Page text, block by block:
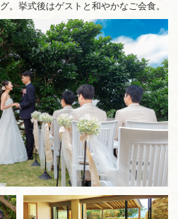
スタッフ紹介
交通案内
会社概要
Language
English
简体中文
繁體中文
。挙式後はゲストと和やかなご会食。